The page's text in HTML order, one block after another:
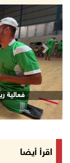
فعالية
Next
اقرأ أيضا